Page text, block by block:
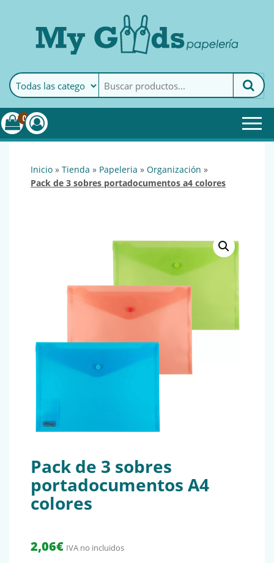
MyGoods · PapeleríaMy Goods es tu papelería
online de confianza. Podrás
encontrar todo lo necesario
0
inicio » tienda » papeleria » organización »
pack de 3 sobres portadocumentos a4 colores
Pack de 3 sobres
portadocumentos A4
colores
2,06€ IVA no incluidos